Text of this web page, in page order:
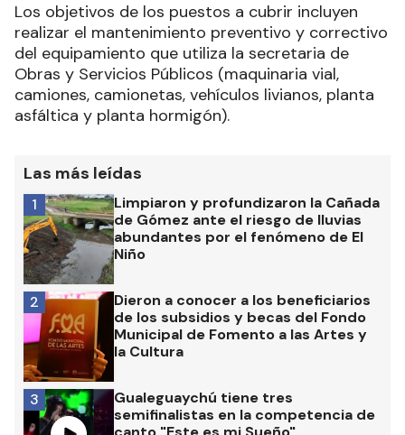
Los objetivos de los puestos a cubrir incluyen
realizar el mantenimiento preventivo y correctivo
del equipamiento que utiliza la secretaria de
Obras y Servicios Públicos (maquinaria vial,
camiones, camionetas, vehículos livianos, planta
asfáltica y planta hormigón).
Las más leídas
Limpiaron y profundizaron la Cañada
de Gómez ante el riesgo de lluvias
abundantes por el fenómeno de El
Niño
1
Dieron a conocer a los beneficiarios
de los subsidios y becas del Fondo
Municipal de Fomento a las Artes y
la Cultura
2
Gualeguaychú tiene tres
semifinalistas en la competencia de
3